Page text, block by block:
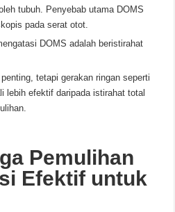
tubuh. Penyebab utama DOMS
pada serat otot.
DOMS adalah beristirahat
tetapi gerakan ringan seperti
lebih efektif daripada istirahat total
Pemulihan
Efektif untuk